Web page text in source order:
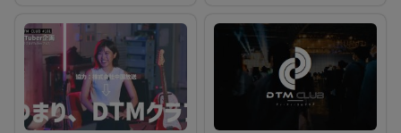
な唐澤さんの共通点とは？
＠DTMクラブ #102